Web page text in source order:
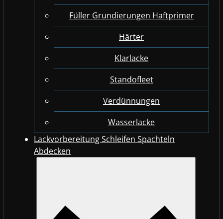
Füller Grundierungen Haftprimer
Härter
Klarlacke
Standofleet
Verdünnungen
Wasserlacke
Lackvorbereitung Schleifen Spachteln
Abdecken